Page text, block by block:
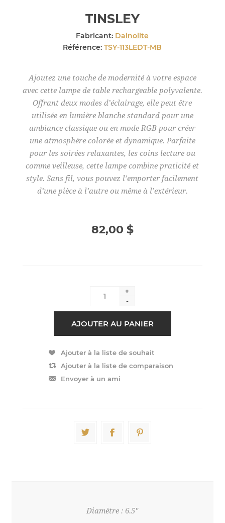
TINSLEY
Fabricant: Dainolite
Référence: TSY-113LEDT-MB
Ajoutez une touche de modernité à votre espace
avec cette lampe de table rechargeable polyvalente.
Offrant deux modes d’éclairage, elle peut être
utilisée en lumière blanche standard pour une
ambiance classique ou en mode RGB pour créer
une atmosphère colorée et dynamique. Parfaite
pour les soirées relaxantes, les coins lecture ou
comme veilleuse, cette lampe combine praticité et
style. Sans fil, vous pouvez l’emporter facilement
d’une pièce à l’autre ou même à l’extérieur.
82,00 $
+
-
Diamètre : 6.5"